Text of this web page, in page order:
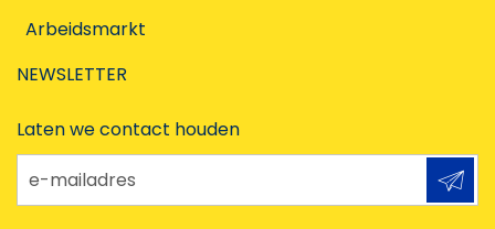
Arbeidsmarkt
NEWSLETTER
Laten we contact houden
e-mailadres